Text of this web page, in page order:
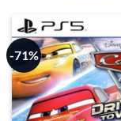
-71%